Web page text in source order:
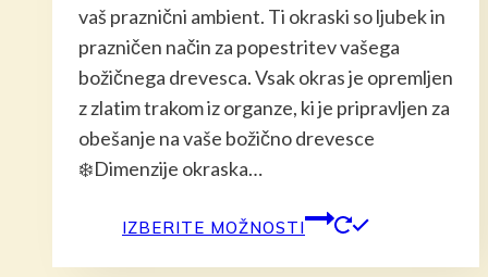
vaš praznični ambient. Ti okraski so ljubek in
prazničen način za popestritev vašega
božičnega drevesca. Vsak okras je opremljen
z zlatim trakom iz organze, ki je pripravljen za
obešanje na vaše božično drevesce
❄️Dimenzije okraska…
IZBERITE MOŽNOSTI